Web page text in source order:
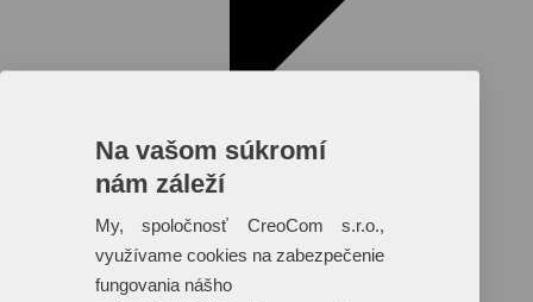
Na vašom súkromí
nám záleží
My, spoločnosť CreoCom s.r.o.,
využívame cookies na zabezpečenie
fungovania nášho